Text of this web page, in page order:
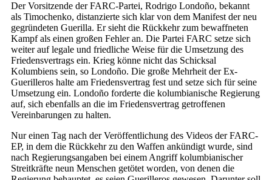
Der Vorsitzende der FARC-Partei, Rodrigo Londoño, bekannt
als Timochenko, distanzierte sich klar von dem Manifest der neu
gegründeten Guerilla. Er sieht die Rückkehr zum bewaffneten
Kampf als einen großen Fehler an. Die Partei FARC setze sich
weiter auf legale und friedliche Weise für die Umsetzung des
Friedensvertrags ein. Krieg könne nicht das Schicksal
Kolumbiens sein, so Londoño. Die große Mehrheit der Ex-
Guerilleros halte am Friedensvertrag fest und setze sich für seine
Umsetzung ein. Londoño forderte die kolumbianische Regierung
auf, sich ebenfalls an die im Friedensvertrag getroffenen
Vereinbarungen zu halten.
Nur einen Tag nach der Veröffentlichung des Videos der FARC-
EP, in dem die Rückkehr zu den Waffen ankündigt wurde, sind
nach Regierungsangaben bei einem Angriff kolumbianischer
Streitkräfte neun Menschen getötet worden, von denen die